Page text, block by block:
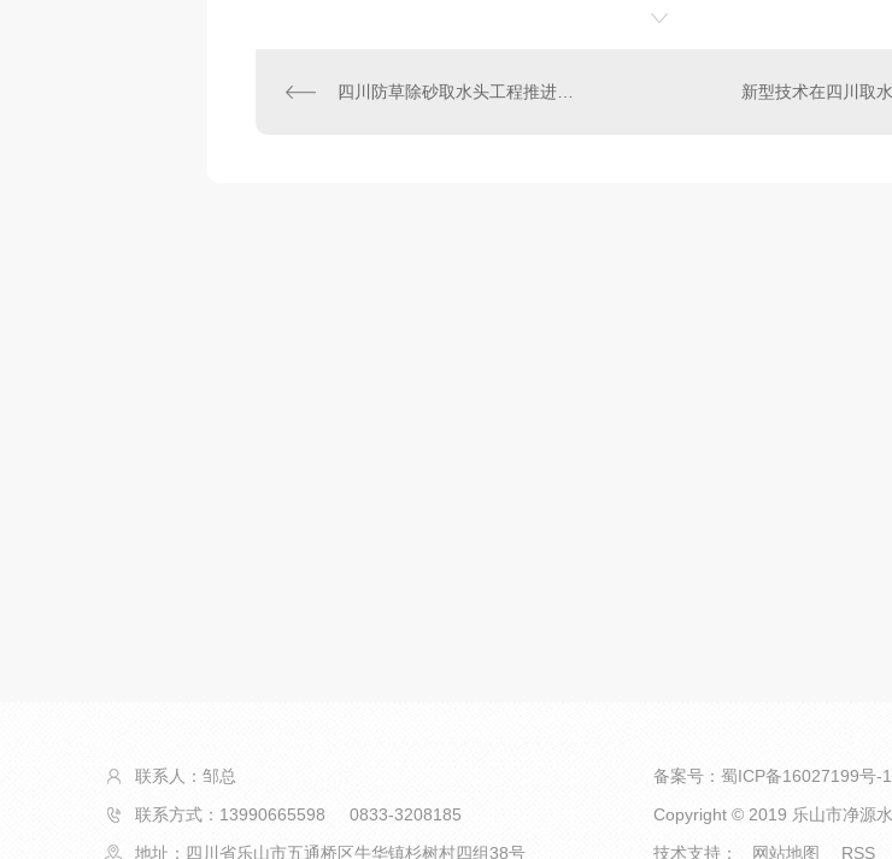
四川防草除砂取水头工程推进顺利
联系人：邹总
联系方式：13990665598 0833-3208185
地址：四川省乐山市五通桥区牛华镇杉树村四组38号
备案号： 蜀ICP备16027199号-1
Copyright © 2019 乐山市净源
技术支持：
网站地图 RSS